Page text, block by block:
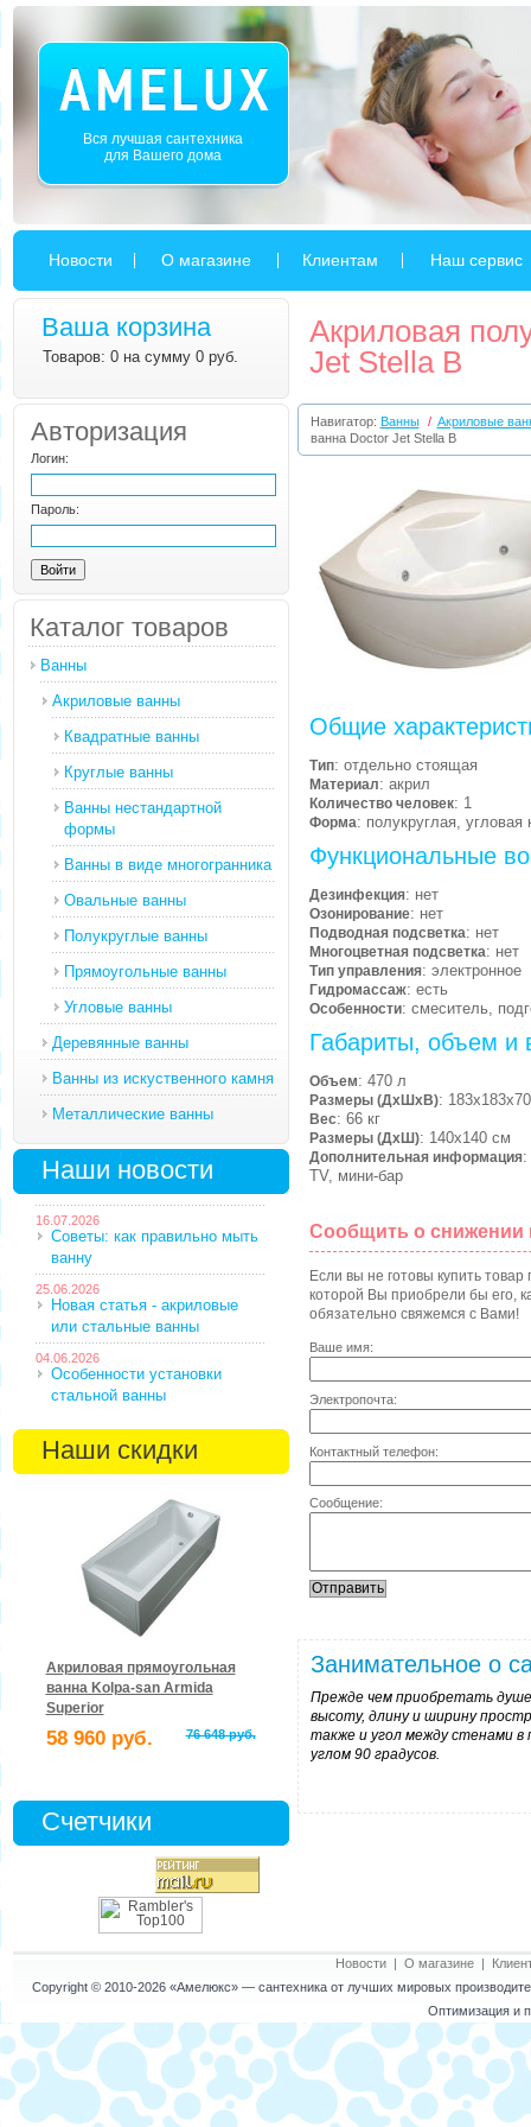
Вся лучшая сантехника
для Вашего дома
Новости О магазине Клиентам Наш сервис
Ваша корзина
Товаров: 0 на сумму 0 руб.
Авторизация
Логин:
Пароль:
Каталог товаров
Ванны
Акриловые ванны
Квадратные ванны
Круглые ванны
Ванны нестандартной
формы
Ванны в виде многогранника
Овальные ванны
Полукруглые ванны
Прямоугольные ванны
Угловые ванны
Деревянные ванны
Ванны из искуственного камня
Металлические ванны
Наши новости
16.07.2026
Советы: как правильно мыть
ванну
25.06.2026
Новая статья - акриловые
или стальные ванны
04.06.2026
Особенности установки
стальной ванны
Наши скидки
Акриловая прямоугольная
ванна Kolpa-san Armida
Superior
58 960 руб. 76 648 руб.
Счетчики
Акриловая
Jet Stella B
Навигатор: Ванны / Акриловые
ванна Doctor Jet Stella B
Общие
Тип: отдельно стоящая
Материал: акрил
Количество человек: 1
Форма: полукруглая, угловая
Функциональные
Дезинфекция: нет
Озонирование: нет
Подводная подсветка: нет
Многоцветная подсветка: нет
Тип управления: электронное
Гидромассаж: есть
Особенности: смеситель,
Габариты, объем и
Объем: 470 л
Размеры (ДхШхВ):
Вес: 66 кг
Размеры (ДхШ): 140х140 см
Дополнительная информация:
TV, мини-бар
Сообщить о снижении
Если вы не готовы купить
которой Вы приобрели бы его,
обязательно свяжемся с Вами!
Ваше имя:
Электропочта:
Контактный телефон:
Сообщение:
Занимательное о
Прежде чем приобретать
высоту, длину и ширину
также и угол между стенами
углом 90 градусов.
Новости| О магазине|
Copyright © 2010-2026 «Амелюкс»— сантехника от лучших мировых
Оптимизация и